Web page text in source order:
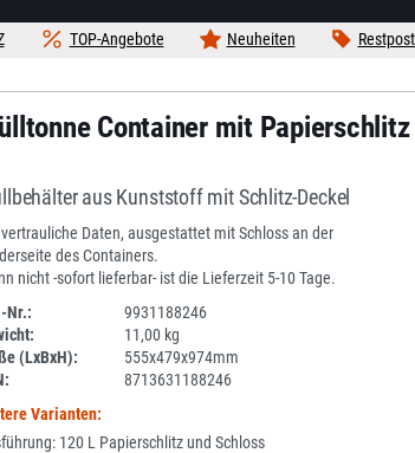
Neuheiten
TOP-Angebote
Container mit
aus Kunststoff mit Schlitz-Deckel
vertrauliche Daten, ausgestattet mit Schloss an der
des Containers.
nicht -sofort lieferbar- ist die Lieferzeit 5-10 Tage.
Nr.:
9931188246
11,00 kg
(LxBxH):
555x479x974mm
8713631188246
Varianten:
120 L Papierschlitz und Schloss